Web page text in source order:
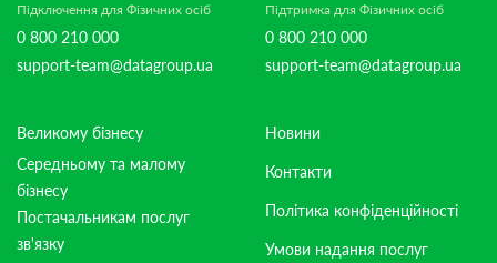
Підключення для Фізичних осіб
0 800 210 000
support-team@datagroup.ua
Підтримка для Фізичних осіб
0 800 210 000
support-team@datagroup.ua
Великому бізнесу
Середньому та малому
бізнесу
Постачальникам послуг
зв'язку
Новини
Контакти
Політика конфіденційності
Умови надання послуг